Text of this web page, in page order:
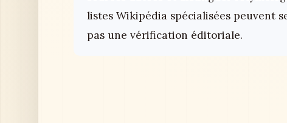
listes Wikipédia spécialisées peuvent
pas une vérification éditoriale.